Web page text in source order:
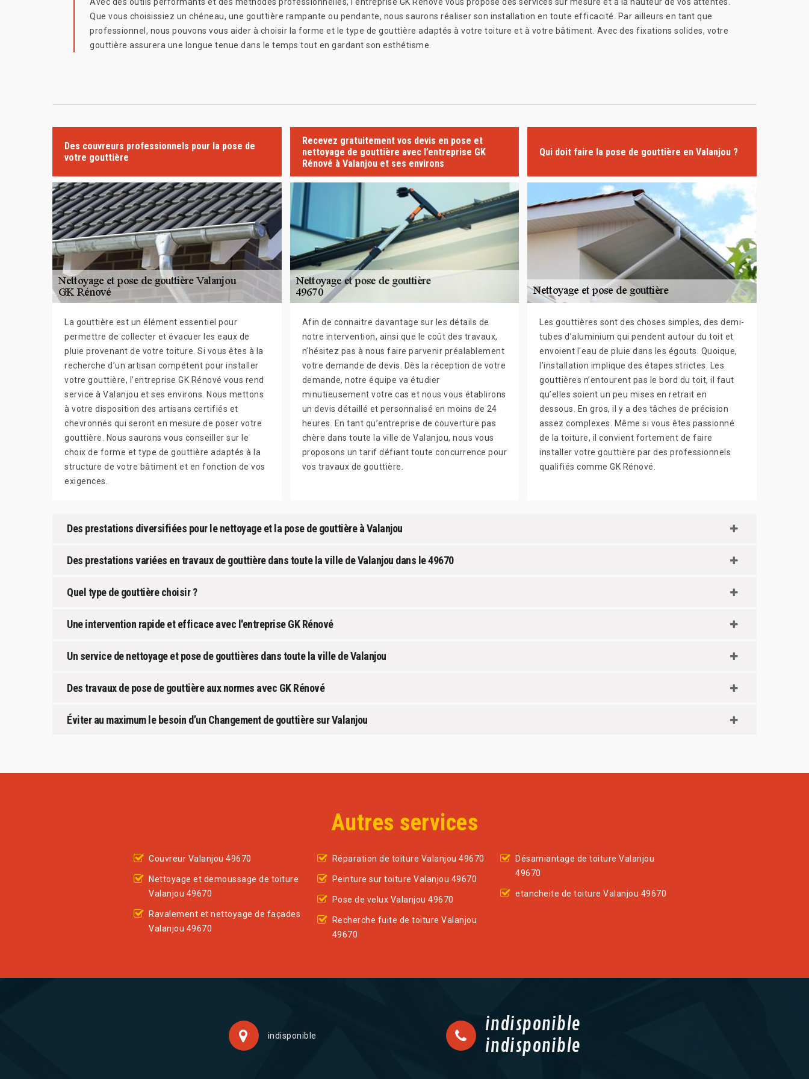
Avec des outils performants et des méthodes professionnelles, l'entreprise GK Rénové vous propose des services sur mesure et à la hauteur de vos attentes.
Que vous choisissiez un chéneau, une gouttière rampante ou pendante, nous saurons réaliser son installation en toute efficacité. Par ailleurs en tant que
professionnel, nous pouvons vous aider à choisir la forme et le type de gouttière adaptés à votre toiture et à votre bâtiment. Avec des fixations solides, votre
gouttière assurera une longue tenue dans le temps tout en gardant son esthétisme.
Des couvreurs professionnels pour la pose de
votre gouttière
La gouttière est un élément essentiel pour
permettre de collecter et évacuer les eaux de
pluie provenant de votre toiture. Si vous êtes à la
recherche d’un artisan compétent pour installer
votre gouttière, l’entreprise GK Rénové vous rend
service à Valanjou et ses environs. Nous mettons
à votre disposition des artisans certifiés et
chevronnés qui seront en mesure de poser votre
gouttière. Nous saurons vous conseiller sur le
choix de forme et type de gouttière adaptés à la
structure de votre bâtiment et en fonction de vos
exigences.
Recevez gratuitement vos devis en pose et
nettoyage de gouttière avec l’entreprise GK
Rénové à Valanjou et ses environs
Afin de connaitre davantage sur les détails de
notre intervention, ainsi que le coût des travaux,
n’hésitez pas à nous faire parvenir préalablement
votre demande de devis. Dès la réception de votre
demande, notre équipe va étudier
minutieusement votre cas et nous vous établirons
un devis détaillé et personnalisé en moins de 24
heures. En tant qu’entreprise de couverture pas
chère dans toute la ville de Valanjou, nous vous
proposons un tarif défiant toute concurrence pour
vos travaux de gouttière.
Qui doit faire la pose de gouttière en Valanjou ?
Les gouttières sont des choses simples, des demi-
tubes d'aluminium qui pendent autour du toit et
envoient l'eau de pluie dans les égouts. Quoique,
l’installation implique des étapes strictes. Les
gouttières n’entourent pas le bord du toit, il faut
qu’elles soient un peu mises en retrait en
dessous. En gros, il y a des tâches de précision
assez complexes. Même si vous êtes passionné
de la toiture, il convient fortement de faire
installer votre gouttière par des professionnels
qualifiés comme GK Rénové.
Des prestations diversifiées pour le nettoyage et la pose de gouttière à Valanjou
Des prestations variées en travaux de gouttière dans toute la ville de Valanjou dans le 49670
Quel type de gouttière choisir ?
Une intervention rapide et efficace avec l'entreprise GK Rénové
Un service de nettoyage et pose de gouttières dans toute la ville de Valanjou
Des travaux de pose de gouttière aux normes avec GK Rénové
Éviter au maximum le besoin d’un Changement de gouttière sur Valanjou
Autres services
Couvreur Valanjou 49670
Nettoyage et demoussage de toiture
Valanjou 49670
Ravalement et nettoyage de façades
Valanjou 49670
Réparation de toiture Valanjou 49670
Peinture sur toiture Valanjou 49670
Pose de velux Valanjou 49670
Recherche fuite de toiture Valanjou
49670
Désamiantage de toiture Valanjou
49670
etancheite de toiture Valanjou 49670
indisponible
indisponible
indisponible